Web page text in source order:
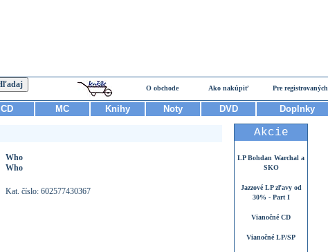
O obchode Ako nakúpiť Pre registrovaných
CD MC Knihy Noty DVD Doplnky
Who
Who
Kat. číslo: 602577430367
Akcie
LP Bohdan Warchal a
SKO
Jazzové LP zľavy od
30% - Part I
Vianočné CD
Vianočné LP/SP